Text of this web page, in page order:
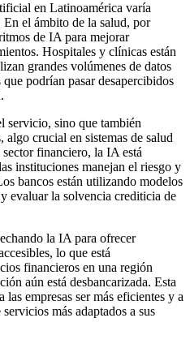
en Latinoamérica varía
el ámbito de la salud, por
de IA para mejorar
Hospitales y clínicas están
grandes volúmenes de datos
podrían pasar desapercibidos
servicio, sino que también
crucial en sistemas de salud
financiero, la IA está
instituciones manejan el riesgo y
bancos están utilizando modelos
evaluar la solvencia crediticia de
la IA para ofrecer
lo que está
financieros en una región
aún está desbancarizada. Esta
empresas ser más eficientes y a
más adaptados a sus